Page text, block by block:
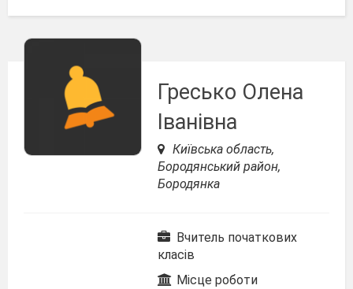
Гресько Олена
Іванівна
Київська область,
Бородянський район,
Бородянка
Вчитель початкових
класів
Місце роботи